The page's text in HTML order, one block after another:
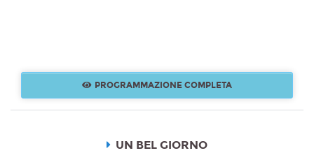
PROGRAMMAZIONE COMPLETA
UN BEL GIORNO